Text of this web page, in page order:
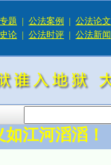
题 | 公法案例 | 公法论文
论 | 公法时评 | 公法新闻
江河滔滔！